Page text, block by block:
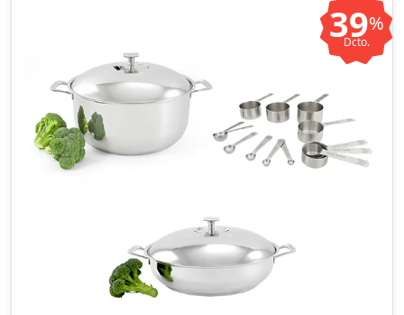
39%
Dcto.